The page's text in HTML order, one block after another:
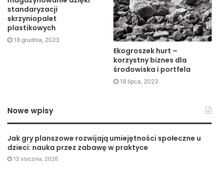
standaryzacji
skrzyniopalet
plastikowych
18 grudnia, 2023
Ekogroszek hurt –
korzystny biznes dla
środowiska i portfela
18 lipca, 2023
Nowe wpisy
Jak gry planszowe rozwijają umiejętności społeczne u
dzieci: nauka przez zabawę w praktyce
13 stycznia, 2026